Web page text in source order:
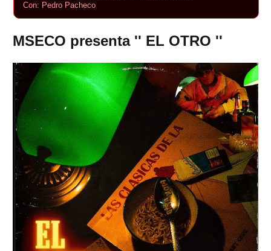
Con: Pedro Pacheco
MSECO presenta '' EL OTRO ''